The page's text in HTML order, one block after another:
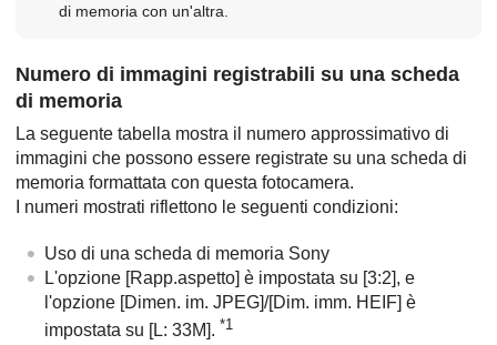
di memoria con un'altra.
Numero di immagini registrabili su una scheda
di memoria
La seguente tabella mostra il numero approssimativo di
immagini che possono essere registrate su una scheda di
memoria formattata con questa fotocamera.
I numeri mostrati riflettono le seguenti condizioni:
Uso di una scheda di memoria Sony
L'opzione [Rapp.aspetto] è impostata su [3:2], e
l'opzione [Dimen. im. JPEG]/[Dim. imm. HEIF] è
impostata su [L: 33M]. *1